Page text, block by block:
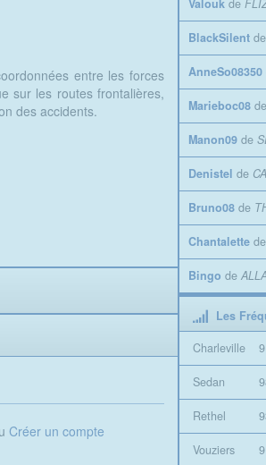
entre les forces
sur les routes frontalières,
des accidents.
Créer un compte
Valoukde
BlackSilentde
AnneSo08350
Marieboc08de
Manon09de
Denistel de
Bruno08de
Chantalettede
Bingo de
Les
Charleville
Sedan
Rethel
Vouziers